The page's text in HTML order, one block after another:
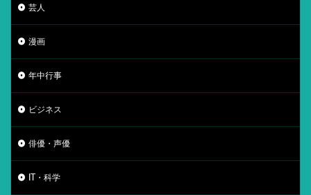
芸人
漫画
年中行事
ビジネス
俳優・声優
IT・科学